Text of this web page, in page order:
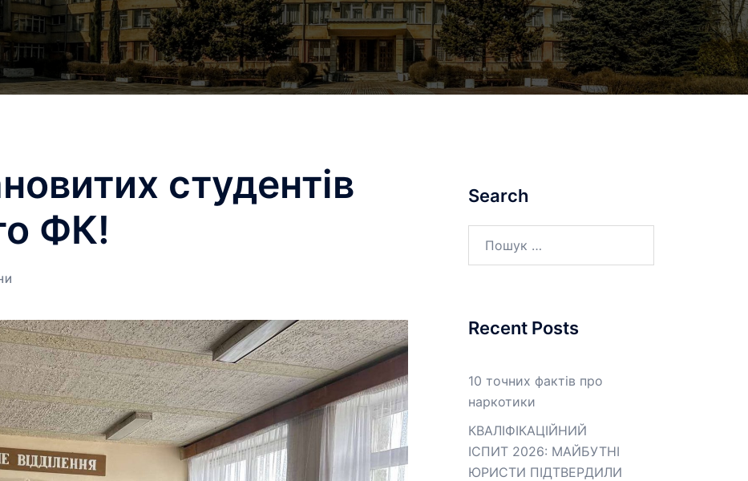
студентів
ФК!
Search
Recent Posts
10 точних фактів про
наркотики
КВАЛІФІКАЦІЙНИЙ
ІСПИТ 2026: МАЙБУТНІ
ЮРИСТИ ПІДТВЕРДИЛИ